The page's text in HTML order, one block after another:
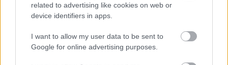
related to advertising like cookies on web or
device identifiers in apps.
I want to allow my user data to be sent to
Google for online advertising purposes.
Máig „nyílt sebbel” él az F1-es álmait ralis